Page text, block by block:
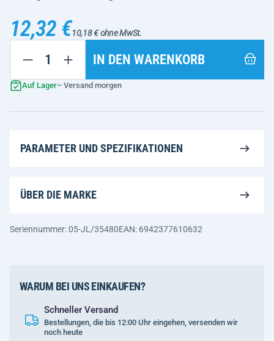
12,32 €10,18 € ohne MwSt.
IN DEN WARENKORB
Auf Lager– Versand morgen
PARAMETER UND SPEZIFIKATIONEN
ÜBER DIE MARKE
Seriennummer: 05-JL/35480EAN: 6942377610632
WARUM BEI UNS EINKAUFEN?
Schneller Versand
Bestellungen, die bis 12:00 Uhr eingehen, versenden wir
noch heute